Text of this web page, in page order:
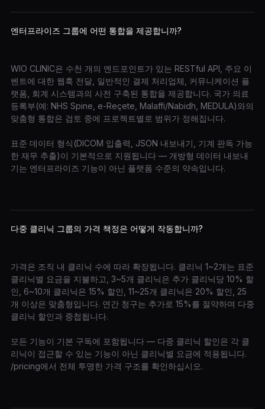
엔터프라이즈 그룹에 어떤 통합을 제공합니까?
WIO CLINIC은 수천 개의 엔드포인트가 있는 RESTful API, 주요 이
벤트에 대한 웹훅 전달, 일반적인 결제 처리업체, 커뮤니케이션 플
랫폼, 회계 시스템과의 사전 구축된 통합을 제공합니다. 국가 의료
등록부(예: NHS Spine, e-Reçete, Malaffi/Nabidh, MEDULA)와의
맞춤형 통합은 검토 중에 프로젝트별로 범위가 정해집니다.
표준 데이터 형식(DICOM 입출력, JSON 내보내기, 기계 판독 가능
한 재무 추출)이 기본적으로 지원됩니다 — 개방형 데이터 내보내
기는 엔터프라이즈 기능이 아닌 플랫폼 수준의 약속입니다.
다중 클리닉 그룹의 가격 책정은 어떻게 작동합니까?
가격은 조직 내 클리닉 수에 따라 확장됩니다. 클리닉 1~2개는 표준
클리닉별 요금을 지불하고, 3~5개 클리닉은 추가 클리닉당 10% 할
인, 6~10개 클리닉은 15% 할인, 11~25개 클리닉은 20% 할인, 25
개 이상은 맞춤형입니다. 연간 청구는 추가로 15%를 절약하며 다중
클리닉 할인과 중첩됩니다.
모든 기능이 기본 구독에 포함됩니다 — 다중 클리닉 할인은 각 클
리닉이 접근할 수 있는 기능이 아닌 클리닉별 요금에 적용됩니다.
/pricing에서 전체 투명한 가격 구조를 확인하십시오.